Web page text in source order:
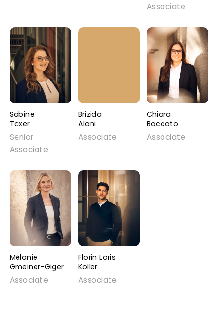
Associate
Sabine
Taxer
Senior
Associate
Brizida
Alani
Associate
Chiara
Boccato
Associate
Mélanie
Gmeiner-Giger
Associate
Florin Loris
Koller
Associate